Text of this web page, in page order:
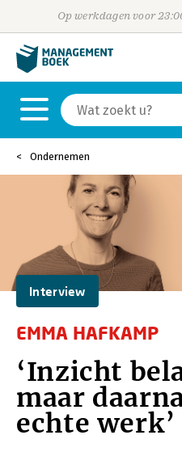
Op werkdagen voor
Ondernemen
Interview
EMMA HAFKAMP
‘Inzicht
maar
echte werk’